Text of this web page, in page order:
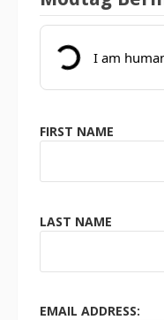
FIRST NAME
LAST NAME
EMAIL ADDRESS: